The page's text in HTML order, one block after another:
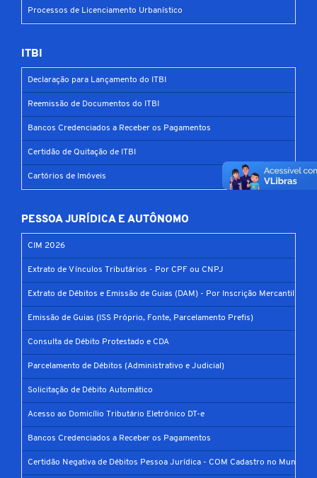
Processos de Licenciamento Urbanístico
ITBI
Declaração para Lançamento do ITBI
Reemissão de Documentos do ITBI
Bancos Credenciados a Receber os Pagamentos
Certidão de Quitação de ITBI
Cartórios de Imóveis
PESSOA JURÍDICA E AUTÔNOMO
CIM 2026
Extrato de Vínculos Tributários - Por CPF ou CNPJ
Extrato de Débitos e Emissão de Guias (DAM) - Por Inscrição Mercantil
Emissão de Guias (ISS Próprio, Fonte, Parcelamento Prefis)
Consulta de Débito Protestado e CDA
Parcelamento de Débitos (Administrativo e Judicial)
Solicitação de Débito Automático
Acesso ao Domicílio Tributário Eletrônico DT-e
Bancos Credenciados a Receber os Pagamentos
Certidão Negativa de Débitos Pessoa Jurídica - COM Cadastro no Município